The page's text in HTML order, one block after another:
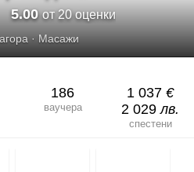
5.00от 20 оценки
· Масажи
186
ваучера
1 037 €
2 029лв.
спестени